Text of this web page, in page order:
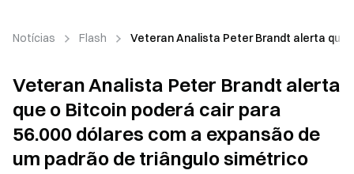
Notícias Flash Veteran Analista Peter Brandt alerta que
Veteran Analista Peter Brandt alerta
que o Bitcoin poderá cair para
56.000 dólares com a expansão de
um padrão de triângulo simétrico